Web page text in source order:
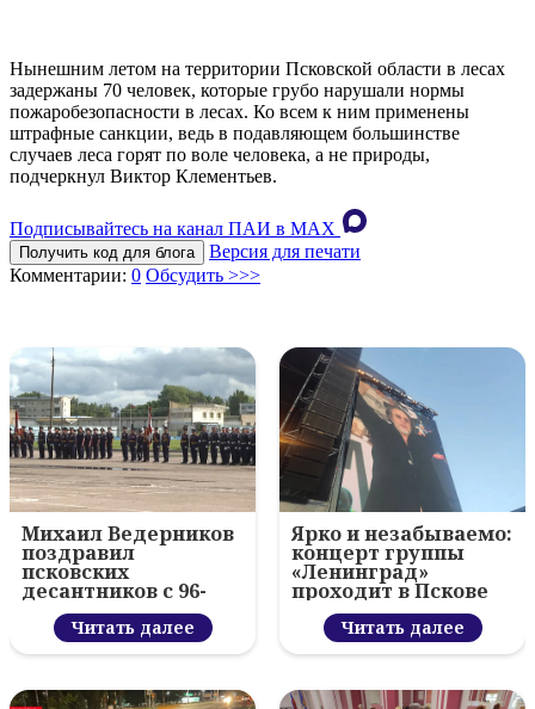
Нынешним летом на территории Псковской области в лесах
задержаны 70 человек, которые грубо нарушали нормы
пожаробезопасности в лесах. Ко всем к ним применены
штрафные санкции, ведь в подавляющем большинстве
случаев леса горят по воле человека, а не природы,
подчеркнул Виктор Клементьев.
Подписывайтесь на канал ПАИ в MAХ
Получить код для блога
Версия для печати
Комментарии: 0 Обсудить >>>
Михаил Ведерников
поздравил
псковских
десантников с 96-
летием ВДВ и
вручил награды
Читать далее
Ярко и незабываемо:
концерт группы
«Ленинград»
проходит в Пскове
Читать далее